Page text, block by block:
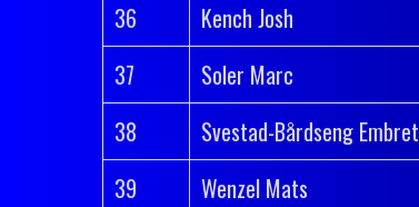
36
Kench Josh
37
Soler Marc
38
Svestad-Bårdseng Embret
39
Wenzel Mats